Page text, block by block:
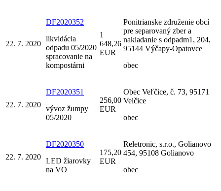
22. 7. 2020
DF2020352
likvidácia
odpadu 05/2020
spracovanie na
kompostárni
1
648,26
EUR
Ponitrianske združenie obcí
pre separovaný zber a
nakladanie s odpadm1, 204,
95144 Výčapy-Opatovce
obec
22. 7. 2020
DF2020351
vývoz žumpy
05/2020
256,00
EUR
Obec Veľčice, č. 73, 95171
Velčice
obec
22. 7. 2020
DF2020350
LED žiarovky
na VO
175,20
EUR
Reletronic, s.r.o., Golianovo
454, 95108 Golianovo
obec